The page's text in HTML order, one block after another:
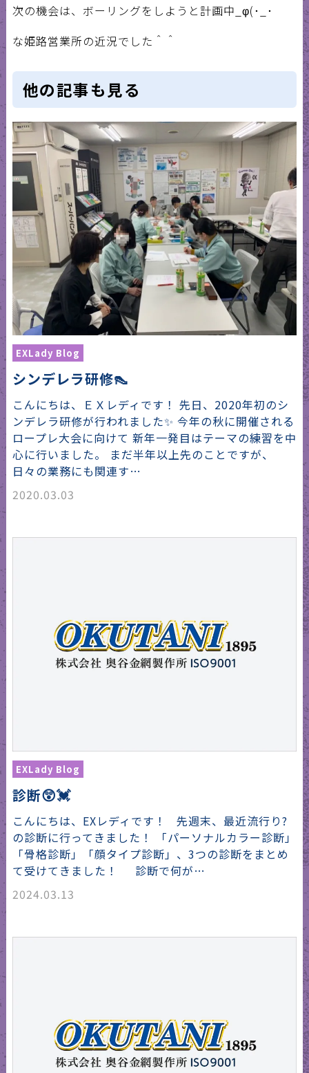
次の機会は、ボーリングをしようと計画中_φ(･_･
な姫路営業所の近況でした＾＾
他の記事も見る
EXLady Blog
シンデレラ研修👠
こんにちは、ＥＸレディです！ 先日、2020年初のシ
ンデレラ研修が行われました✨ 今年の秋に開催される
ロープレ大会に向けて 新年一発目はテーマの練習を中
心に行いました。 まだ半年以上先のことですが、
日々の業務にも関連す…
2020.03.03
EXLady Blog
診断😲💓
こんにちは、EXレディです！ 先週末、最近流行り?
の診断に行ってきました！ 「パーソナルカラー診断」
「骨格診断」「顔タイプ診断」、3つの診断をまとめ
て受けてきました！ 診断で何が…
2024.03.13